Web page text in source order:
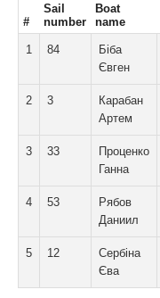
#
Sail
number
Boat
name
1 84
Біба
Євген
2 3
Карабан
Артем
3 33
Проценко
Ганна
4 53
Рябов
Даниил
5 12
Сербіна
Єва